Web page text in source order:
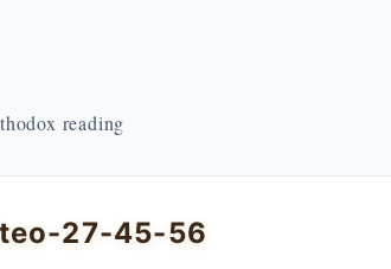
reading
27-45-56